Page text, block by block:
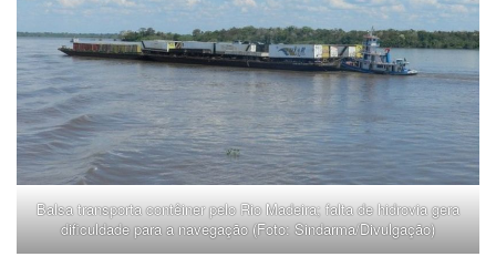
Balsa transporta contêiner pelo Rio Madeira; falta de hidrovia gera
dificuldade para a navegação (Foto: Sindarma/Divulgação)